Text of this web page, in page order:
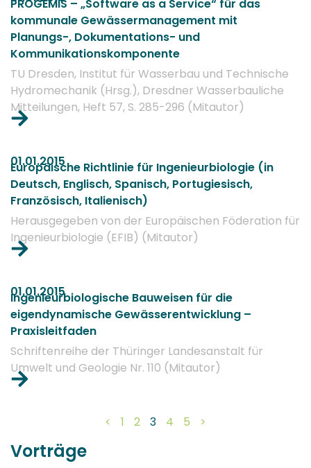
PROGEMIS – „Software as a Service“ für das
kommunale Gewässermanagement mit
Planungs-, Dokumentations- und
Kommunikationskomponente
TU Dresden, Institut für Wasserbau und Technische
Hydromechanik (Hrsg.), Dresdner Wasserbauliche
Mitteilungen, Heft 57, S. 285-296 (Mitautor)
01.01.2015
Europäische Richtlinie für Ingenieurbiologie (in
Deutsch, Englisch, Spanisch, Portugiesisch,
Französisch, Italienisch)
Herausgegeben von der Europäischen Föderation für
Ingenieurbiologie (EFIB) (Mitautor)
01.01.2015
Ingenieurbiologische Bauweisen für die
eigendynamische Gewässerentwicklung –
Praxisleitfaden
Schriftenreihe der Thüringer Landesanstalt für
Umwelt und Geologie Nr. 110 (Mitautor)
< 1 2 3 4 5 >
Vorträge